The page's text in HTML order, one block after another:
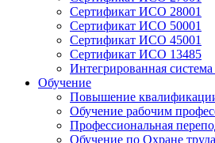
Сертификат ИСО 28001
Сертификат ИСО 50001
Сертификат ИСО 45001
Сертификат ИСО 13485
Интегрированная
Обучение
Повышение
Обучение рабочим
Профессиональная
Обучение по Охране труда